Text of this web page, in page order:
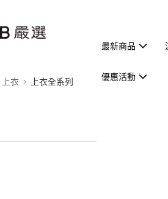
最新商品
優惠活動
上衣 上衣全系列